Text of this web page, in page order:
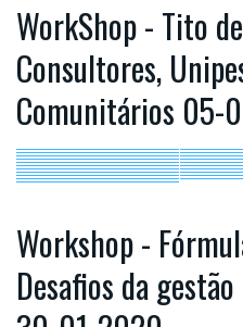
WorkShop - Tito
Consultores,
Comunitários 05-
Workshop -
Desafios da